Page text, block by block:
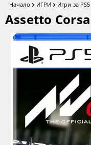
Начало ИГРИ Игри за PS5
Assetto